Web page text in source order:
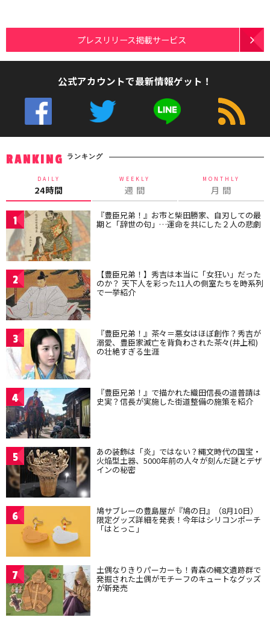
プレスリリース掲載サービス
公式アカウントで最新情報ゲット！
RANKING ランキング
DAILY
24時間
WEEKLY
週 間
MONTHLY
月 間
1 『豊臣兄弟！』お市と柴田勝家、自刃しての最
期と「辞世の句」…運命を共にした２人の悲劇
2 【豊臣兄弟！】秀吉は本当に「女狂い」だった
のか？ 天下人を彩った11人の側室たちを時系列
で一挙紹介
3 『豊臣兄弟！』茶々＝悪女はほぼ創作？秀吉が
溺愛、豊臣家滅亡を背負わされた茶々(井上和)
の壮絶すぎる生涯
4 『豊臣兄弟！』で描かれた織田信長の道普請は
史実？信長が実施した街道整備の施策を紹介
5 あの装飾は「炎」ではない？縄文時代の国宝・
火焔型土器、5000年前の人々が刻んだ謎とデザ
インの秘密
6 鳩サブレーの豊島屋が『鳩の日』（8月10日）
限定グッズ詳細を発表！今年はシリコンポーチ
「はとっこ」
7 土偶なりきりパーカーも！青森の縄文遺跡群で
発掘された土偶がモチーフのキュートなグッズ
が新発売